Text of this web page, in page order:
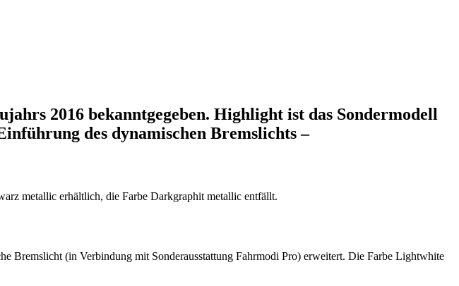
2016 bekanntgegeben. Highlight ist das Sondermodell
des dynamischen Bremslichts –
metallic erhältlich, die Farbe Darkgraphit metallic entfällt.
Bremslicht (in Verbindung mit Sonderausstattung Fahrmodi Pro) erweitert. Die Farbe Lightwhite